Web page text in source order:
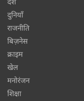
दुनियाँ
राजनीति
बिज़नेस
क्राइम
खेल
मनोरंजन
शिक्षा